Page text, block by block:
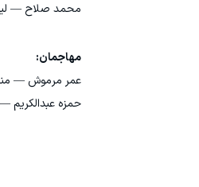
محمد صلاح —
مهاجمان:
عمر مرموش —
حمزه عبدالکریم — تیم زیر ۱۹ سال